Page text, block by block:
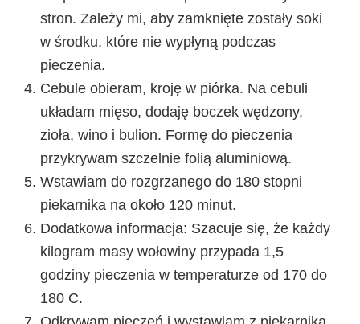
stron. Zależy mi, aby zamknięte zostały soki
w środku, które nie wypłyną podczas
pieczenia.
Cebule obieram, kroję w piórka. Na cebuli
układam mięso, dodaję boczek wędzony,
zioła, wino i bulion. Formę do pieczenia
przykrywam szczelnie folią aluminiową.
Wstawiam do rozgrzanego do 180 stopni
piekarnika na około 120 minut.
Dodatkowa informacja: Szacuje się, że każdy
kilogram masy wołowiny przypada 1,5
godziny pieczenia w temperaturze od 170 do
180 C.